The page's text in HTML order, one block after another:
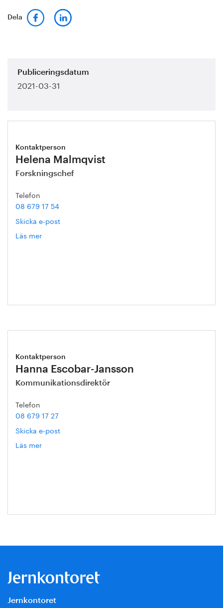
Dela
Publiceringsdatum
2021-03-31
Kontaktperson
Helena Malmqvist
Forskningschef
Telefon
08 679 17 54
Skicka e-post
Läs mer
Kontaktperson
Hanna Escobar-Jansson
Kommunikationsdirektör
Telefon
08 679 17 27
Skicka e-post
Läs mer
Jernkontoret